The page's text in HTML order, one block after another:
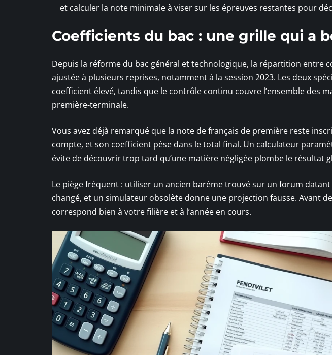
et calculer la note minimale à viser sur les épreuves restantes pour
Coefficients du bac : une grille qui a
Depuis la réforme du bac général et technologique, la répartition entre
ajustée à plusieurs reprises, notamment à la session 2023. Les deux
coefficient élevé, tandis que le contrôle continu couvre l’ensemble des
première-terminale.
Vous avez déjà remarqué que la note de français de première reste
compte, et son coefficient pèse dans le total final. Un calculateur
évite de découvrir trop tard qu’une matière négligée plombe le résultat
Le piège fréquent : utiliser un ancien barème trouvé sur un forum
changé, et un simulateur obsolète donne une projection fausse. Avant
correspond bien à votre filière et à l’année en cours.